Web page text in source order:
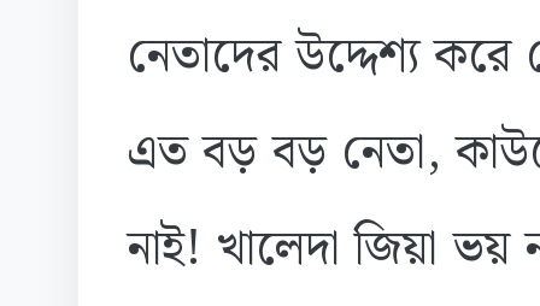
নেতাদের উদ্দেশ্য
এত বড় বড় নেতা,
নাই! খালেদা জিয়া